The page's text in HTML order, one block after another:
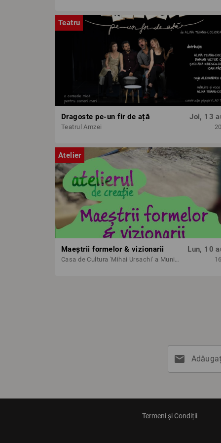
Teatru
Dragoste pe-un fir de ață
Teatrul Amzei
Joi, 13
Atelier
Maeștrii formelor & vizionarii
Casa de Cultura 'Mihai Ursachi' a Municipiului Iasi
Lun, 10
mail
Termeni și Condiții